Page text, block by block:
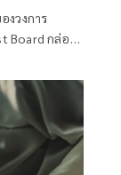
งวงการ
Board กล่อง
จัดขึ้นระหว่าง
ศเกาหลีใต้